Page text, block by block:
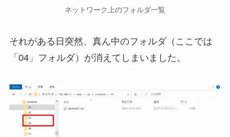
ネットワーク上のフォルダ一覧
それがある日突然、真ん中のフォルダ（ここでは
「04」フォルダ）が消えてしまいました。